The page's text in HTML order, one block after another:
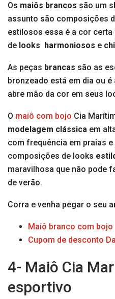
Os maiôs brancos são um
assunto são composições
estilosos essa é a cor
de looks harmoniosos e
As peças brancas são as
bronzeado está em dia ou
abre mão da cor em seus
O maiô com bojo Cia
modelagem clássica em
com frequência em praias
composições de looks
maravilhosa que não pode
de verão.
Corra e venha pegar o seu
Maiô branco com bojo
Cupom de desconto
4- Maiô Cia
esportivo